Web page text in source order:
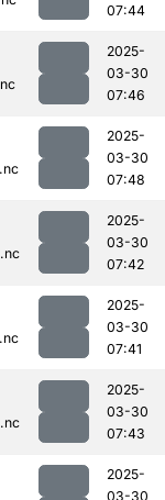
07:44
2025-
03-30
07:46
2025-
03-30
07:48
2025-
03-30
07:42
2025-
03-30
07:41
2025-
03-30
07:43
2025-
03-30